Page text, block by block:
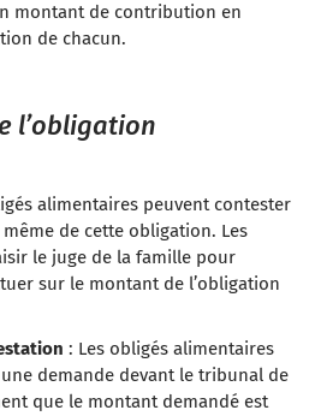
montant de contribution en
de chacun.
l’obligation
alimentaires peuvent contester
de cette obligation. Les
le juge de la famille pour
sur le montant de l’obligation
: Les obligés alimentaires
demande devant le tribunal de
que le montant demandé est